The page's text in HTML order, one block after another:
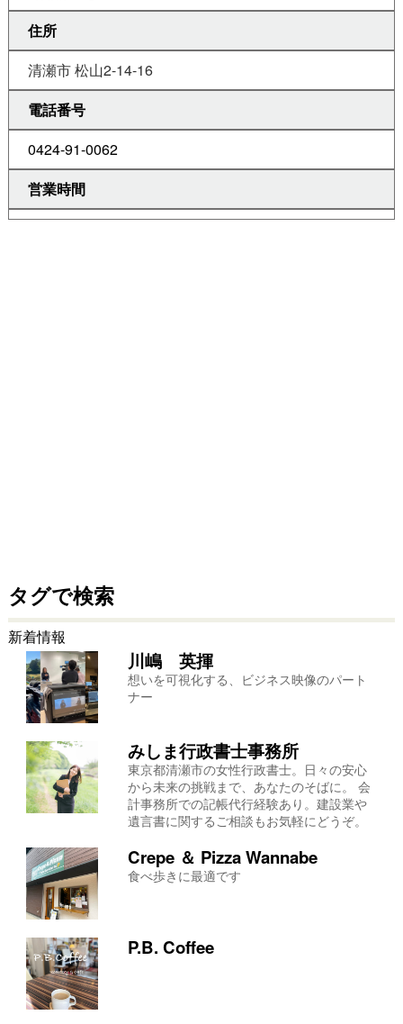
住所
清瀬市 松山2-14-16
電話番号
0424-91-0062
営業時間
タグで検索
新着情報
川嶋 英揮
想いを可視化する、ビジネス映像のパート
ナー
みしま行政書士事務所
東京都清瀬市の女性行政書士。日々の安心
から未来の挑戦まで、あなたのそばに。 会
計事務所での記帳代行経験あり。建設業や
遺言書に関するご相談もお気軽にどうぞ。
Crepe ＆ Pizza Wannabe
食べ歩きに最適です
P.B. Coffee